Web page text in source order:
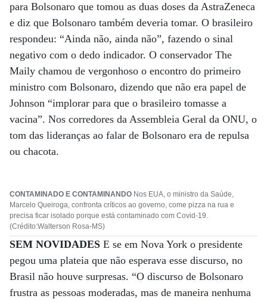
para Bolsonaro que tomou as duas doses da AstraZeneca
e diz que Bolsonaro também deveria tomar. O brasileiro
respondeu: “Ainda não, ainda não”, fazendo o sinal
negativo com o dedo indicador. O conservador The
Maily chamou de vergonhoso o encontro do primeiro
ministro com Bolsonaro, dizendo que não era papel de
Johnson “implorar para que o brasileiro tomasse a
vacina”. Nos corredores da Assembleia Geral da ONU, o
tom das lideranças ao falar de Bolsonaro era de repulsa
ou chacota.
CONTAMINADO E CONTAMINANDO Nos EUA, o ministro da Saúde,
Marcelo Queiroga, confronta críticos ao governo, come pizza na rua e
precisa ficar isolado porque está contaminado com Covid-19.
(Crédito:Walterson Rosa-MS)
SEM NOVIDADES E se em Nova York o presidente
pegou uma plateia que não esperava esse discurso, no
Brasil não houve surpresas. “O discurso de Bolsonaro
frustra as pessoas moderadas, mas de maneira nenhuma